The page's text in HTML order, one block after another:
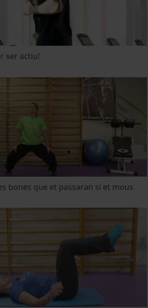
ser actiu!
bones que et passaran si et mous